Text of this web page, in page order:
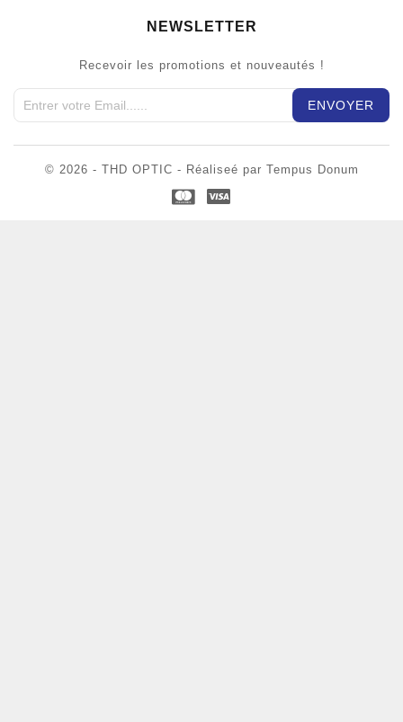
NEWSLETTER
Recevoir les promotions et nouveautés !
© 2026 - THD OPTIC - Réaliseé par Tempus Donum